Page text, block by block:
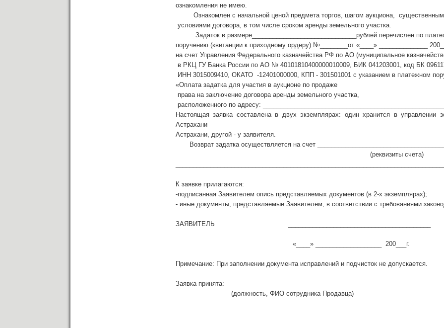
ознакомления не имею.
Ознакомлен с начальной ценой предмета торгов, шагом аукциона,
условиями договора, в том числе сроком аренды земельного участка.
Задаток в размере______________________________рублей перечислен по
поручению (квитанции к приходному ордеру) №________от «____» ______________
на счет Управления Федерального казначейства РФ по АО (муниципальное
в РКЦ ГУ Банка России по АО № 40101810400000010009, БИК 041203001, код БК
ИНН 3015009410, ОКАТО -12401000000, КПП - 301501001 с указанием в платежном
«Опла­та задатка для участия в аукционе по продаже
права на заключение договора аренды земельного участка,
расположенного по адресу:
Настоящая заявка составлена в двух экземплярах: один хранится в управлении
Астрахани
Астрахани, другой - у заявителя.
Возврат задатка осуществляется на счет
(реквизиты счета)
К заявке прилагаются:
-подписанная Заявителем опись представляемых документов (в 2-х экземплярах);
- иные документы, представляемые Заявителем, в соответствии с требованиями
ЗАЯВИТЕЛЬ _________________________________________
«____» ___________________ 200___г.
Примечание: При заполнении документа исправлений и подчисток не допускается.
Заявка принята: ________________________________________________________
(должность, ФИО сотрудника Продавца)